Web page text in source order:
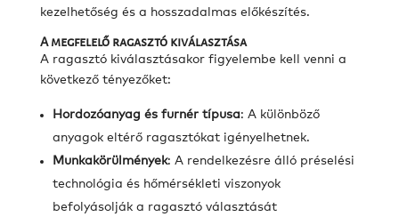
kezelhetőség és a hosszadalmas előkészítés.
A megfelelő ragasztó kiválasztása
A ragasztó kiválasztásakor figyelembe kell venni a
következő tényezőket:
Hordozóanyag és furnér típusa: A különböző
anyagok eltérő ragasztókat igényelhetnek.​
Munkakörülmények: A rendelkezésre álló préselési
technológia és hőmérsékleti viszonyok
befolyásolják a ragasztó választását